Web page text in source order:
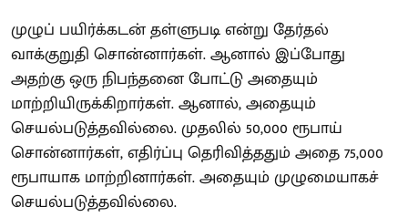
முழுப் பயிர்க்கடன் தள்ளுபடி என்று தேர்தல்
வாக்குறுதி சொன்னார்கள். ஆனால் இப்போது
அதற்கு ஒரு நிபந்தனை போட்டு அதையும்
மாற்றியிருக்கிறார்கள். ஆனால், அதையும்
செயல்படுத்தவில்லை. முதலில் 50,000 ரூபாய்
சொன்னார்கள், எதிர்ப்பு தெரிவித்ததும் அதை 75,000
ரூபாயாக மாற்றினார்கள். அதையும் முழுமையாகச்
செயல்படுத்தவில்லை.